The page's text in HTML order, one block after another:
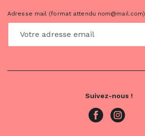
Adresse mail (format attendu nom@mail.com)
Suivez-nous !